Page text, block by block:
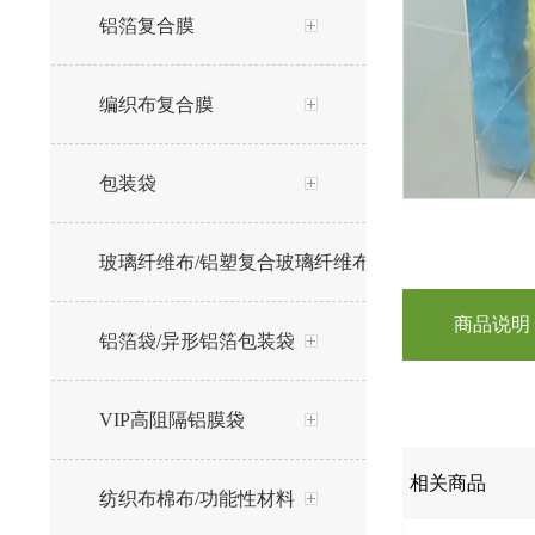
铝箔复合膜
编织布复合膜
包装袋
玻璃纤维布/铝塑复合玻璃纤维布
铝箔袋/异形铝箔包装袋
VIP高阻隔铝膜袋
纺织布棉布/功能性材料
商品说明
相关商品